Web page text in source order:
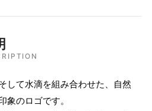
して水滴を組み合わせた、自然
象のロゴです。